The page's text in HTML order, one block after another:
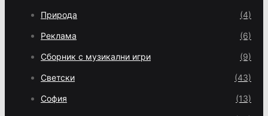
Природа (4)
Реклама (6)
Сборник с музикални игри (9)
Светски (43)
София (13)